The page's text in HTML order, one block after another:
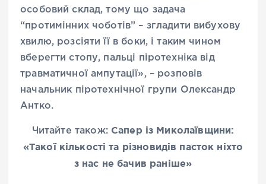
особовий склад, тому що задача
“протимінних чоботів” – згладити вибухову
хвилю, розсіяти її в боки, і таким чином
вберегти стопу, пальці піротехніка від
травматичної ампутації», – розповів
начальник піротехнічної групи Олександр
Антко.
Читайте також: Сапер із Миколаївщини:
«Такої кількості та різновидів пасток ніхто
з нас не бачив раніше»